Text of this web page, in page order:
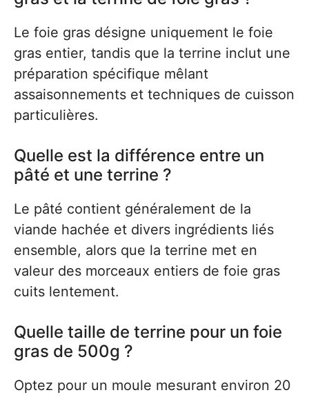
Le foie gras désigne uniquement le foie
gras entier, tandis que la terrine inclut une
préparation spécifique mêlant
assaisonnements et techniques de cuisson
particulières.
Quelle est la différence entre un
pâté et une terrine ?
Le pâté contient généralement de la
viande hachée et divers ingrédients liés
ensemble, alors que la terrine met en
valeur des morceaux entiers de foie gras
cuits lentement.
Quelle taille de terrine pour un foie
gras de 500g ?
Optez pour un moule mesurant environ 20